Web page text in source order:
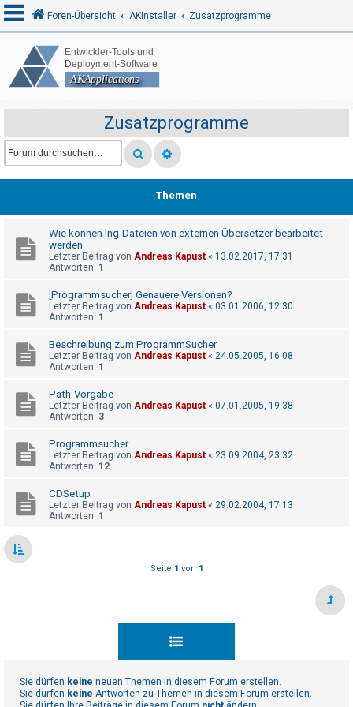
A
e
l
d
n
g
s
t
e
r
e
n
b
o
Foren-Übersicht AKInstaller Zusatzprogramme
Zusatzprogramme
Themen
Wie können lng-Dateien von externen Übersetzer bearbeitet
werden
Letzter Beitrag von Andreas Kapust « 13.02.2017, 17:31
Antworten: 1
[Programmsucher] Genauere Versionen?
Letzter Beitrag von Andreas Kapust « 03.01.2006, 12:30
Antworten: 1
Beschreibung zum ProgrammSucher
Letzter Beitrag von Andreas Kapust « 24.05.2005, 16:08
Antworten: 1
Path-Vorgabe
Letzter Beitrag von Andreas Kapust « 07.01.2005, 19:38
Antworten: 3
Programmsucher
Letzter Beitrag von Andreas Kapust « 23.09.2004, 23:32
Antworten: 12
CDSetup
Letzter Beitrag von Andreas Kapust « 29.02.2004, 17:13
Antworten: 1
Seite 1 von 1
Sie dürfen keine neuen Themen in diesem Forum erstellen.
Sie dürfen keine Antworten zu Themen in diesem Forum erstellen.